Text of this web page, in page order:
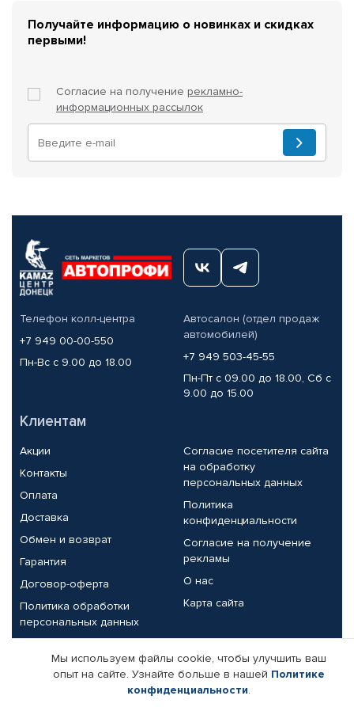
Получайте информацию о новинках и скидках
первыми!
Согласие на получение рекламно-
информационных рассылок
Телефон колл-центра
+7 949 00-00-550
Пн-Вс с 9.00 до 18.00
Автосалон (отдел продаж
автомобилей)
+7 949 503-45-55
Пн-Пт с 09.00 до 18.00, Сб с
9.00 до 15.00
Клиентам
Акции
Контакты
Оплата
Доставка
Обмен и возврат
Гарантия
Договор-оферта
Политика обработки
персональных данных
Согласие посетителя сайта
на обработку
персональных данных
Политика
конфиденциальности
Согласие на получение
рекламы
О нас
Карта сайта
Партнерам
Корпоративным клиентам
Реквизиты компании
Мы используем файлы cookie, чтобы улучшить ваш
опыт на сайте. Узнайте больше в нашей Политике
конфиденциальности.